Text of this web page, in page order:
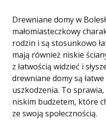
Drewniane domy w
małomiasteczkowy
rodzin i są stosunkowo
mają również niskie
z łatwością widzieć i
drewniane domy są
uszkodzenia. To
niskim budżetem, które
ze swoją społecznością.